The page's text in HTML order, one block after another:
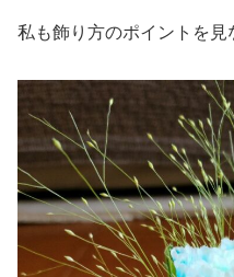
私も飾り方のポイントを見